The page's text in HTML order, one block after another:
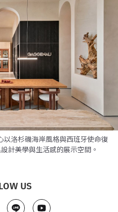
以洛杉磯海岸風格與西班牙使命復
計美學與生活感的展示空間。
US